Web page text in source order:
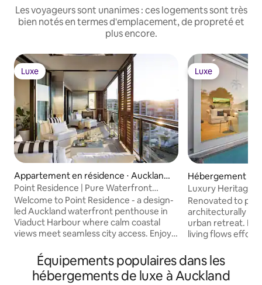
Les voyageurs sont unanimes : ces logements sont très
bien notés en termes d'emplacement, de propreté et
plus encore.
Luxe
Luxe
Appartement en résidence ⋅ Auckland
Central Business District
Point Residence | Pure Waterfront
Luxury
Welcome to Point Residence - a design-
led Auckland waterfront penthouse in
Viaduct Harbour where calm coastal
views meet seamless city access. Enjoy
sweeping marina & ocean views, a chef’s
kitchen, ultrafast Wi-Fi, and hotel-level
amenities and linen. Ideal for executive
Luxe
Luxe
Hébergement ⋅
Luxury Heritage
Auckland
Renovated to
architecturally
urban retreat.
living flows
area and two
courtyard with
fireplace and heated
Équipements populaires dans les
hébergements de luxe à Auckland